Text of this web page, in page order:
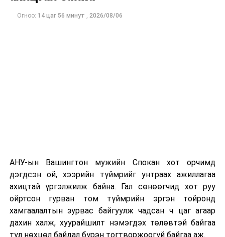
Одоогоор дэлбэрэлтийн шалтгаан, хэрэгт холбоотой
Огноо: 14 цаг 56 минут , 2026/08/06
АНУ-ын Вашингтон мужийн Спокан хот орчимд
дэгдсэн ой, хээрийн түймрийг унтраах ажиллагаа
ахицтай үргэлжилж байна. Гал сөнөөгчид хот руу
ойртсон гурван том түймрийн эргэн тойронд
хамгаалалтын зурвас байгуулж чадсан ч цаг агаар
дахин халж, хуурайшилт нэмэгдэх төлөвтэй байгаа
тул нөхцөл байдал бүрэн тогтворжоогүй байгаа аж.